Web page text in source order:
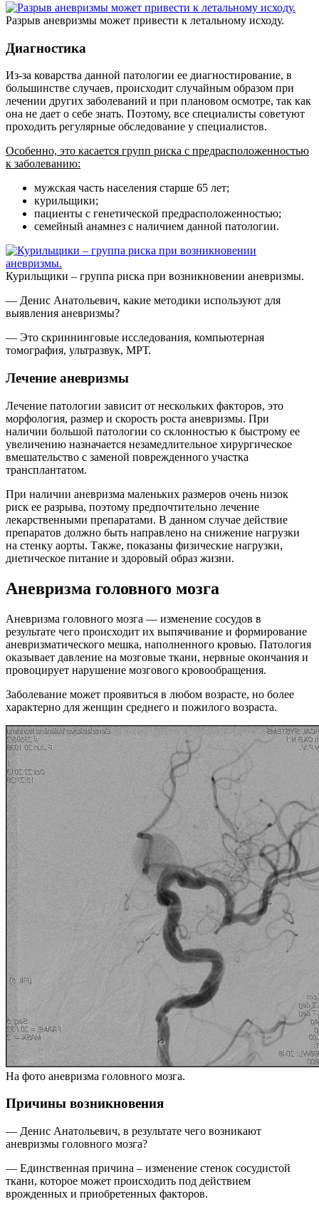
Разрыв аневризмы может привести к летальному исходу.
Диагностика
Из-за коварства данной патологии ее диагностирование, в
большинстве случаев, происходит случайным образом при
лечении других заболеваний и при плановом осмотре, так как
она не дает о себе знать. Поэтому, все специалисты советуют
проходить регулярные обследование у специалистов.
Особенно, это касается групп риска с предрасположенностью
к заболеванию:
мужская часть населения старше 65 лет;
курильщики;
пациенты с генетической предрасположенностью;
семейный анамнез с наличием данной патологии.
Курильщики – группа риска при возникновении аневризмы.
— Денис Анатольевич, какие методики используют для
выявления аневризмы?
— Это скриннинговые исследования, компьютерная
томография, ультразвук, МРТ.
Лечение аневризмы
Лечение патологии зависит от нескольких факторов, это
морфология, размер и скорость роста аневризмы. При
наличии большой патологии со склонностью к быстрому ее
увеличению назначается незамедлительное хирургическое
вмешательство с заменой поврежденного участка
трансплантатом.
При наличии аневризма маленьких размеров очень низок
риск ее разрыва, поэтому предпочтительно лечение
лекарственными препаратами. В данном случае действие
препаратов должно быть направлено на снижение нагрузки
на стенку аорты. Также, показаны физические нагрузки,
диетическое питание и здоровый образ жизни.
Аневризма головного мозга
Аневризма головного мозга — изменение сосудов в
результате чего происходит их выпячивание и формирование
аневризматического мешка, наполненного кровью. Патология
оказывает давление на мозговые ткани, нервные окончания и
провоцирует нарушение мозгового кровообращения.
Заболевание может проявиться в любом возрасте, но более
характерно для женщин среднего и пожилого возраста.
На фото аневризма головного мозга.
Причины возникновения
— Денис Анатольевич, в результате чего возникают
аневризмы головного мозга?
— Единственная причина – изменение стенок сосудистой
ткани, которое может происходить под действием
врожденных и приобретенных факторов.